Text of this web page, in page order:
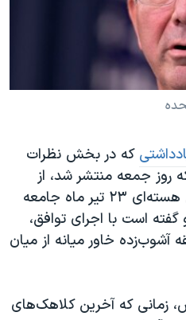
ایران
که در بخش نظرات
روز جمعه منتشر شد، از
کنگره خواسته است از توافق هسته‌ای ۲۳ تیر ماه جامعه
است با اجرای توافق،
خاور میانه از میان
که ۱۹ سال پیش، زمانی که آخرین کلاهک‌های